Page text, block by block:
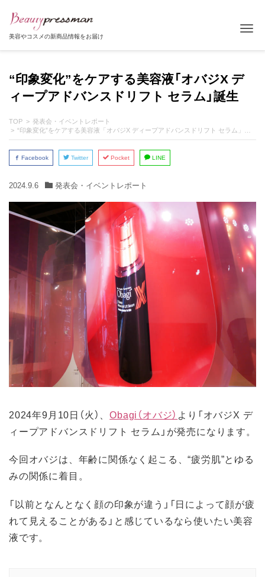
美容やコスメの新商品情報をお届け
“印象変化”をケアする美容液「オバジX デ
ィープアドバンスドリフト セラム」誕生
TOP
発表会・イベントレポート
“印象変化”をケアする美容液「オバジX ディープアドバンスドリフト セラム」誕生
Facebook Twitter Pocket LINE
2024.9.6 発表会・イベントレポート
2024年9月10日（火）、Obagi（オバジ） より「オバジX デ
ィープアドバンスドリフト セラム」が発売になります。
今回オバジは、年齢に関係なく起こる、“疲労肌”とゆる
みの関係に着目。
「以前となんとなく顔の印象が違う」「日によって顔が疲
れて見えることがある」と感じているなら使いたい美容
液です。